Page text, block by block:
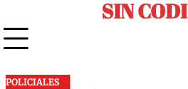
to
content
SIN
POLICIALES